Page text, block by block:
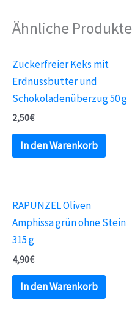
Ähnliche Produkte
Zuckerfreier Keks mit
Erdnussbutter und
Schokoladenüberzug 50 g
2,50€
In den Warenkorb
RAPUNZEL Oliven
Amphissa grün ohne Stein
315 g
4,90€
In den Warenkorb